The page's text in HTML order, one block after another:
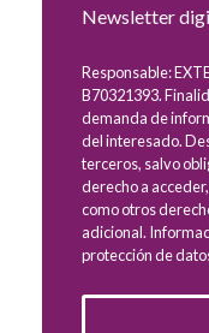
Newsletter
Responsable:
B70321393.
demanda de
del interesado.
terceros, salvo
derecho a
como otros
adicional.
protección de